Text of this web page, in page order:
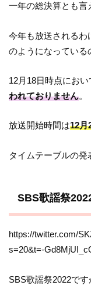
一年の総決算とも言
今年も放送されるわ
のようになっている
12月18日時点におい
われておりません。
放送開始時間は12月
タイムテーブルの
SBS歌謡祭
https://twitter.com/
s=20&t=-
SBS歌謡祭2022で